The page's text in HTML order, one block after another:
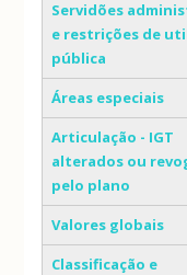
Servidões
e restrições de
pública
Áreas especiais
Articulação - IGT
alterados ou
pelo plano
Valores globais
Classificação e